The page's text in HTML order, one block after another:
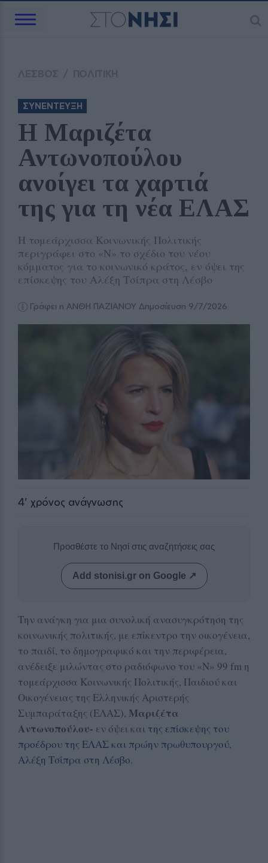
ΣΥΝΕΝΤΕΥΞΗ
Η Μαριζέτα
Αντωνοπούλου
ανοίγει τα χαρτιά
της για τη νέα ΕΛΑΣ
Η τομεάρχισσα Κοινωνικής Πολιτικής
περιγράφει στο «Ν» το σχέδιο του νέου
κόμματος για το κοινωνικό κράτος, εν όψει της
επίσκεψης του Αλέξη Τσίπρα στη Λέσβο
Γράφει η ΑΝΘΗ ΠΑΖΙΑΝΟΥ Δημοσίευση 9/7/2026
4' χρόνος ανάγνωσης
Προσθέστε το Νησί στις αναζητήσεις σας
Add stonisi.gr on Google ↗
Την ανάγκη για μια συνολική ανασυγκρότηση της
κοινωνικής πολιτικής, με επίκεντρο την οικογένεια,
το παιδί, το δημογραφικό και την περιφέρεια,
ανέδειξε μιλώντας στο ραδιόφωνο του «Ν» 99 fm η
τομεάρχισσα Κοινωνικής Πολιτικής, Παιδιού και
Οικογένειας της Ελληνικής Αριστερής
Συμπαράταξης (ΕΛΑΣ), Μαριζέτα
Αντωνοπούλου- εν όψει και της επίσκεψης του
προέδρου της ΕΛΑΣ και πρώην πρωθυπουργού,
Αλέξη Τσίπρα στη Λέσβο.